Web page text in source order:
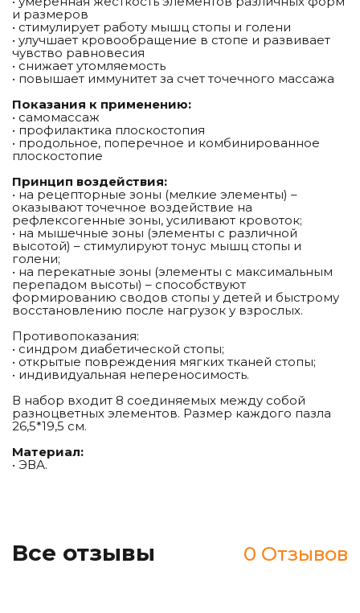
и размеров
• стимулирует работу мышц стопы и голени
• улучшает кровообращение в стопе и развивает
чувство равновесия
• снижает утомляемость
• повышает иммунитет за счет точечного массажа
Показания к применению:
• самомассаж
• профилактика плоскостопия
• продольное, поперечное и комбинированное
плоскостопие
Принцип воздействия:
• на рецепторные зоны (мелкие элементы) –
оказывают точечное воздействие на
рефлексогенные зоны, усиливают кровоток;
• на мышечные зоны (элементы с различной
высотой) – стимулируют тонус мышц стопы и
голени;
• на перекатные зоны (элементы с максимальным
перепадом высоты) – способствуют
формированию сводов стопы у детей и быстрому
восстановлению после нагрузок у взрослых.
Противопоказания:
• синдром диабетической стопы;
• открытые повреждения мягких тканей стопы;
• индивидуальная непереносимость.
В набор входит 8 соединяемых между собой
разноцветных элементов. Размер каждого пазла
26,5*19,5 см.
Материал:
• ЭВА.
Все отзывы 0 Отзывов